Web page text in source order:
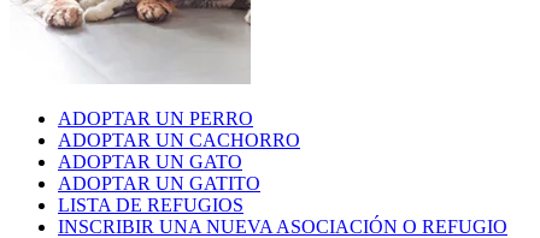
ADOPTAR UN PERRO
ADOPTAR UN CACHORRO
ADOPTAR UN GATO
ADOPTAR UN GATITO
LISTA DE REFUGIOS
INSCRIBIR UNA NUEVA ASOCIACIÓN O REFUGIO